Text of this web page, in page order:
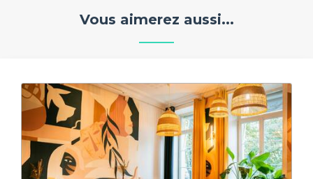
Vous aimerez aussi...